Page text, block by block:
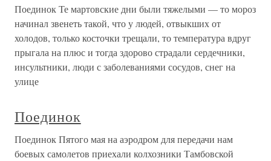
Поединок Те мартовские дни были тяжелыми — то мороз
начинал звенеть такой, что у людей, отвыкших от
холодов, только косточки трещали, то температура вдруг
прыгала на плюс и тогда здорово страдали сердечники,
инсультники, люди с заболеваниями сосудов, снег на
улице
Поединок
Поединок Пятого мая на аэродром для передачи нам
боевых самолетов приехали колхозники Тамбовской